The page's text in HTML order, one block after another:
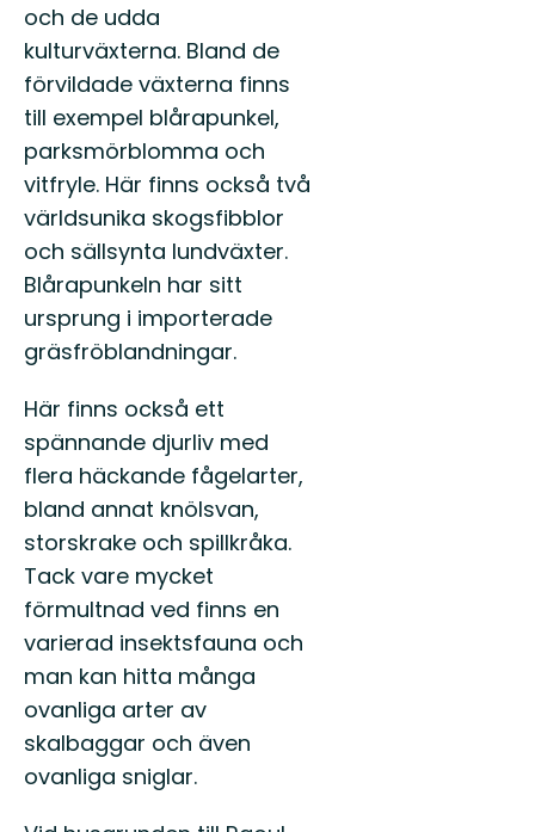
och de udda
kulturväxterna. Bland de
förvildade växterna finns
till exempel blårapunkel,
parksmörblomma och
vitfryle. Här finns också två
världsunika skogsfibblor
och sällsynta lundväxter.
Blårapunkeln har sitt
ursprung i importerade
gräsfröblandningar.
Här finns också ett
spännande djurliv med
flera häckande fågelarter,
bland annat knölsvan,
storskrake och spillkråka.
Tack vare mycket
förmultnad ved finns en
varierad insektsfauna och
man kan hitta många
ovanliga arter av
skalbaggar och även
ovanliga sniglar.